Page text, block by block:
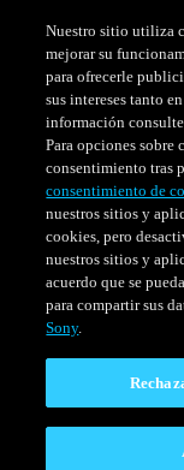
HORARIO
Venezuela
Nuestro sitio utiliza
mejorar su
para ofrecerle
sus intereses tanto
información
Para opciones sobre
consentimiento tras
consentimiento de
nuestros sitios y
cookies, pero
nuestros sitios y
acuerdo que se
para compartir sus
Sony.